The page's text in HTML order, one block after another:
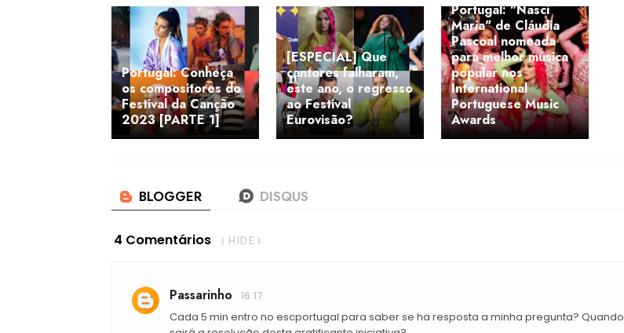
Portugal: Conheça
os compositores do
Festival da Canção
2023 [PARTE 1]
[ESPECIAL] Que
cantores falharam,
este ano, o regresso
ao Festival
Eurovisão?
Portugal: "Nasci
Maria" de Cláudia
Pascoal nomeada
para melhor música
popular nos
International
Portuguese Music
Awards
4 Comentários ( HIDE )
Passarinho 16:17
Cada 5 min entro no escportugal para saber se ha resposta a minha pregunta? Quando